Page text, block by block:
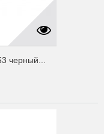
черный...